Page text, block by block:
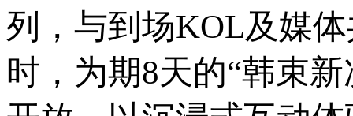
列，与到场KOL及媒
时，为期8天的“韩束